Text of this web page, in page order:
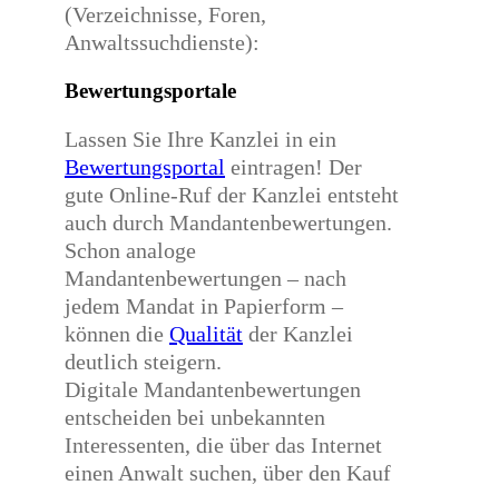
(Verzeichnisse, Foren,
Anwaltssuchdienste):
Bewertungsportale
Lassen Sie Ihre Kanzlei in ein
Bewertungsportal eintragen! Der
gute Online-Ruf der Kanzlei entsteht
auch durch Mandantenbewertungen.
Schon analoge
Mandantenbewertungen – nach
jedem Mandat in Papierform –
können die Qualität der Kanzlei
deutlich steigern.
Digitale Mandantenbewertungen
entscheiden bei unbekannten
Interessenten, die über das Internet
einen Anwalt suchen, über den Kauf